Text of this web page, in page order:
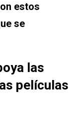
estos
se
las
películas